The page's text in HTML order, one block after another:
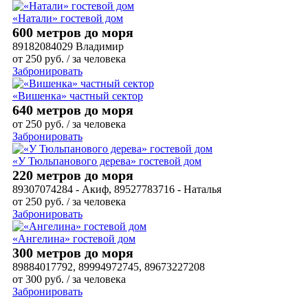
«Натали» гостевой дом
600 метров до моря
89182084029 Владимир
от 250 руб. / за человека
Забронировать
«Вишенка» частный сектор
640 метров до моря
от 250 руб. / за человека
Забронировать
«У Тюльпанового дерева» гостевой дом
220 метров до моря
89307074284 - Акиф, 89527783716 - Наталья
от 250 руб. / за человека
Забронировать
«Ангелина» гостевой дом
300 метров до моря
89884017792, 89994972745, 89673227208
от 300 руб. / за человека
Забронировать